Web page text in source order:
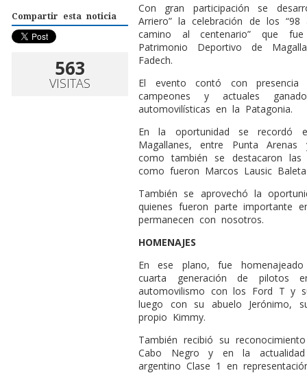
Compartir esta noticia
563
VISITAS
Con gran participación se
Arriero” la celebración de los
camino al centenario” que
Patrimonio Deportivo de
Fadech.
El evento contó con
campeones y actuales
automovilísticas en la Patagonia.
En la oportunidad se recordó
Magallanes, entre Punta
como también se destacaron las
como fueron Marcos Lausic
También se aprovechó la
quienes fueron parte importante
permanecen con nosotros.
HOMENAJES
En ese plano, fue
cuarta generación de pilotos
automovilismo con los Ford T y
luego con su abuelo Jerónimo,
propio Kimmy.
También recibió su
Cabo Negro y en la
argentino Clase 1 en